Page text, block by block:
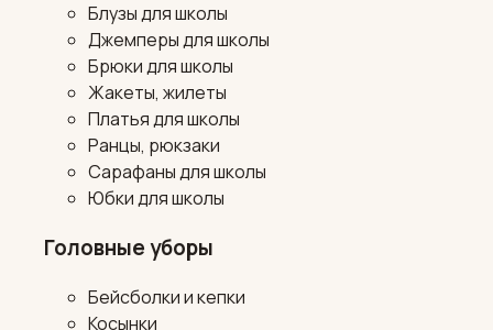
Блузы для школы
Джемперы для школы
Брюки для школы
Жакеты, жилеты
Платья для школы
Ранцы, рюкзаки
Сарафаны для школы
Юбки для школы
Головные уборы
Бейсболки и кепки
Косынки